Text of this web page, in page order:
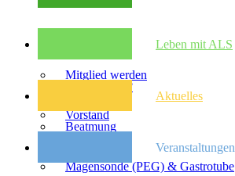
Mitglied werden
Vorstand
Leben mit ALS
Was ist ALS?
Beatmung
Magensonde (PEG) & Gastrotube
Aktuelles
Veranstaltungen